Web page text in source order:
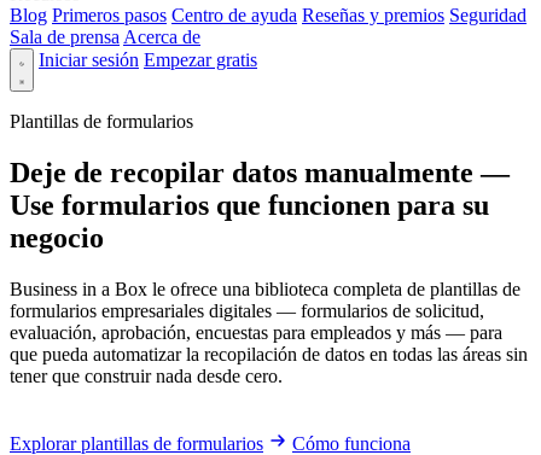
Blog Primeros pasos Centro de ayuda Reseñas y premios Seguridad
Sala de prensa Acerca de
Iniciar sesión Empezar gratis
Plantillas de formularios
Deje de recopilar datos manualmente —
Use formularios que funcionen para su
negocio
Business in a Box le ofrece una biblioteca completa de plantillas de
formularios empresariales digitales — formularios de solicitud,
evaluación, aprobación, encuestas para empleados y más — para
que pueda automatizar la recopilación de datos en todas las áreas sin
tener que construir nada desde cero.
Explorar plantillas de formularios Cómo funciona